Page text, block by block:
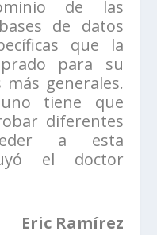
de las
de datos
que la
para su
generales.
tiene que
diferentes
a esta
el doctor
Eric Ramírez